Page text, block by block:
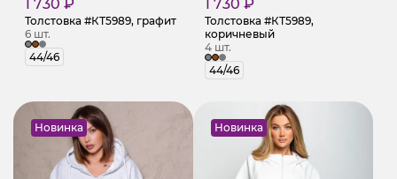
1 730 ₽
Толстовка #КТ5989, графит
6 шт.
44/46
1 730 ₽
Толстовка #КТ5989,
коричневый
4 шт.
44/46
Новинка Новинка